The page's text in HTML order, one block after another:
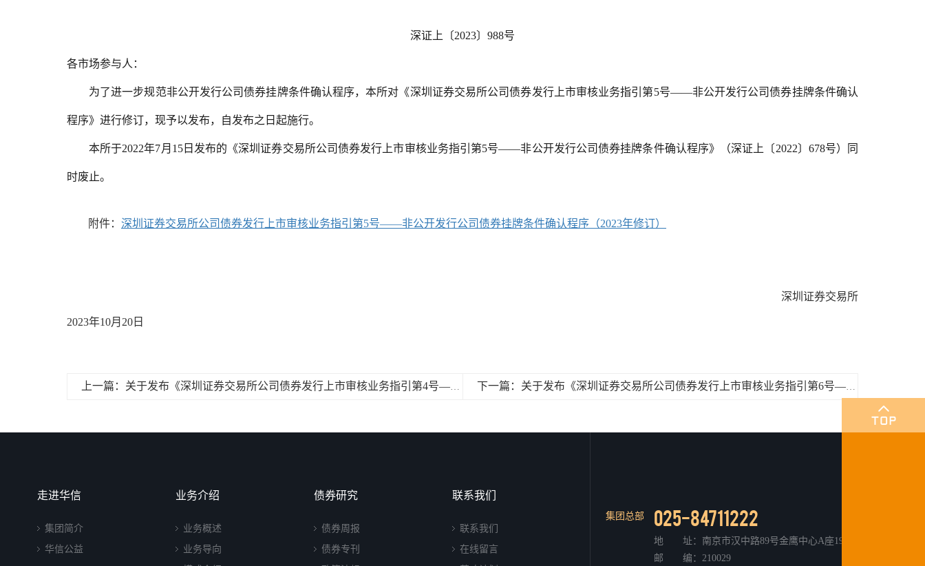
深证上〔2023〕988号
各市场参与人：
为了进一步规范非公开发行公司债券挂牌条件确认程序，本所对《深圳证券交易所公司债券发行上市审核业务指引第5号——非公开发行公司债券挂牌条件确认
程序》进行修订，现予以发布，自发布之日起施行。
本所于2022年7月15日发布的《深圳证券交易所公司债券发行上市审核业务指引第5号——非公开发行公司债券挂牌条件确认程序》（深证上〔2022〕678号）同
时废止。
附件： 深圳证券交易所公司债券发行上市审核业务指引第5号——非公开发行公司债券挂牌条件确认程序（2023年修订）
深圳证券交易所
2023年10月 20 日
上一篇：关于发布《深圳证券交易所公司债券发行上市审核业务指引第4号——公开发行公司债券审核程序（2023年修订）》的通知 下一篇：关于发布《深圳证券交易所公司债券发行上市审核业务指引第6号——公开发行公司债券审核会议（2023年修订）》的通知
走进华信
集团简介
华信公益
业务介绍
业务概述
业务导向
债券研究
债券周报
债券专刊
联系我们
联系我们
在线留言
集团总部 025-84711222
地 址：南京市汉中路89号金鹰中心A座19层
邮 编：210029